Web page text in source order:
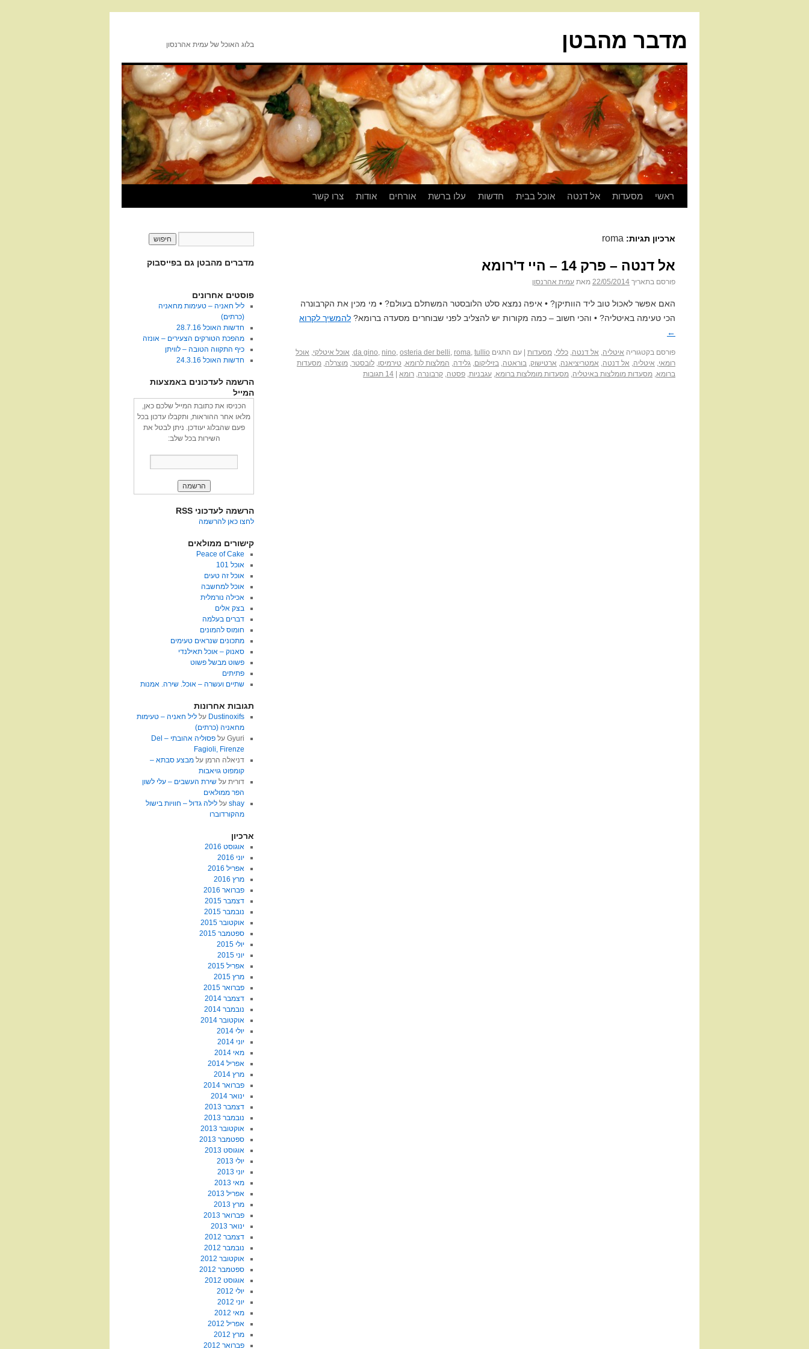
מדבר מהבטן בלוג האוכל של עמית אהרנסון
ראשי מסעדות אל דנטה אוכל בבית חדשות עלו ברשת אורחים אודות צרו קשר
ארכיון תגיות: roma
אל דנטה – פרק 14 – היי ד'רומא
פורסם בתאריך 22/05/2014 מאת עמית אהרנסון
האם אפשר לאכול טוב ליד הוותיקן? • איפה נמצא סלט הלובסטר המשתלם בעולם? • מי מכין את הקרבונרה
הכי טעימה באיטליה? • והכי חשוב – כמה מקורות יש להצליב לפני שבוחרים מסעדה ברומא? להמשיך לקרוא
←
פורסם בקטגוריה איטליה, אל דנטה, כללי, מסעדות עם התגים da gino, nino, osteria der belli, roma, tullio
, אוכל איטלקי, אוכל
רומאי, איטליה, אל דנטה, אמטריציאנה, ארטישוק, בוראטה, בזיליקום, גלידה, המלצות לרומא, טירמיסו, לובסטר, מוצרלה, מסעדות
ברומא, מסעדות מומלצות באיטליה, מסעדות מומלצות ברומא, עגבניות, פסטה, קרבונרה, רומא 14 תגובות
מדברים מהבטן גם בפייסבוק
פוסטים אחרונים
ליל חאניה – טעימות מחאניה
(כרתים)
חדשות האוכל 28.7.16
מהפכת הטורקים הצעירים – אונזה
כיף התקווה הטובה – לוויתן
חדשות האוכל 24.3.16
הרשמה לעדכונים באמצעות
המייל
הכניסו את כתובת המייל שלכם כאן,
מלאו אחר ההוראות, ותקבלו עדכון בכל
פעם שהבלוג יעודכן. ניתן לבטל את
השירות בכל שלב:
הרשמה לעדכוני RSS
לחצו כאן להרשמה
קישורים ממולאים
Peace of Cake
אוכל 101
אוכל זה טעים
אוכל למחשבה
אכילה נורמלית
בצק אלים
דברים בעלמה
חומוס להמונים
מתכונים שנראים טעימים
סאנוק – אוכל תאילנדי
פשוט מבשל פשוט
פתיתים
שתיים ועשרה – אוכל. שירה. אמנות
תגובות אחרונות
Dustinoxifs על ליל חאניה – טעימות
מחאניה (כרתים)
Gyuriעל
פסוליה אהובתי – Del
Fagioli, Firenze
דניאלה הרמן על מבצע סבתא –
קומפוט גויאבות
דוריתעל שירת העשבים – עלי לשון
הפר ממולאים
shayעל לילה גדול – חוויות בישול
מהקורדוברו
ארכיון
אוגוסט 2016
יוני 2016
אפריל 2016
מרץ 2016
פברואר 2016
דצמבר 2015
נובמבר 2015
אוקטובר 2015
ספטמבר 2015
יולי 2015
יוני 2015
אפריל 2015
מרץ 2015
פברואר 2015
דצמבר 2014
נובמבר 2014
אוקטובר 2014
יולי 2014
יוני 2014
מאי 2014
אפריל 2014
מרץ 2014
פברואר 2014
ינואר 2014
דצמבר 2013
נובמבר 2013
אוקטובר 2013
ספטמבר 2013
אוגוסט 2013
יולי 2013
יוני 2013
מאי 2013
אפריל 2013
מרץ 2013
פברואר 2013
ינואר 2013
דצמבר 2012
נובמבר 2012
אוקטובר 2012
ספטמבר 2012
אוגוסט 2012
יולי 2012
יוני 2012
מאי 2012
אפריל 2012
מרץ 2012
פברואר 2012